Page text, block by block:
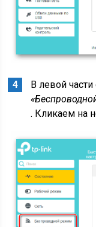
В левой
. Кликаем на